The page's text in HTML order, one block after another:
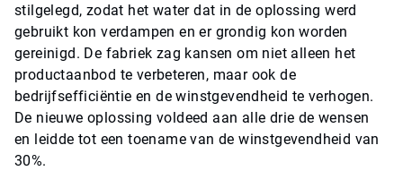
stilgelegd, zodat het water dat in de oplossing werd
gebruikt kon verdampen en er grondig kon worden
gereinigd. De fabriek zag kansen om niet alleen het
productaanbod te verbeteren, maar ook de
bedrijfsefficiëntie en de winstgevendheid te verhogen.
De nieuwe oplossing voldeed aan alle drie de wensen
en leidde tot een toename van de winstgevendheid van
30%.